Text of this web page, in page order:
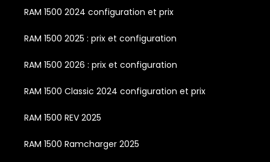
RAM 1500 2024 configuration et prix
RAM 1500 2025 : prix et configuration
RAM 1500 2026 : prix et configuration
RAM 1500 Classic 2024 configuration et prix
RAM 1500 REV 2025
RAM 1500 Ramcharger 2025